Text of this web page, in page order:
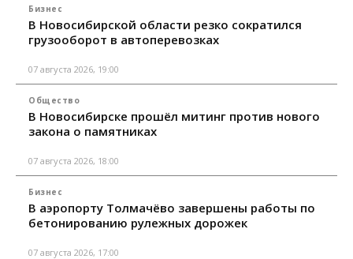
Бизнес
В Новосибирской области резко сократился
грузооборот в автоперевозках
07 августа 2026, 19:00
Общество
В Новосибирске прошёл митинг против нового
закона о памятниках
07 августа 2026, 18:00
Бизнес
В аэропорту Толмачёво завершены работы по
бетонированию рулежных дорожек
07 августа 2026, 17:00